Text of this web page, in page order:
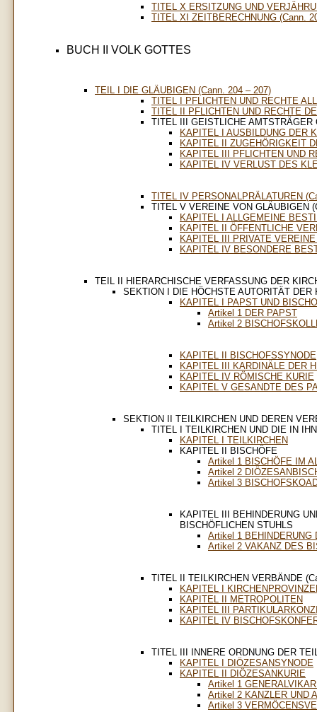
TITEL X ERSITZUNG UND
TITEL XI ZEITBERECHNUNG (Cann.
BUCH II VOLK GOTTES
TEIL I DIE GLÄUBIGEN (Cann. 204 – 207)
TITEL I PFLICHTEN UND RECHTE
TITEL II PFLICHTEN UND RECHTE
TITEL III GEISTLICHE AMTSTRÄGER
KAPITEL I AUSBILDUNG DER
KAPITEL II ZUGEHÖRIGKEIT
KAPITEL III PFLICHTEN UND
KAPITEL IV VERLUST DES
TITEL IV PERSONALPRÄLATUREN
TITEL V VEREINE VON GLÄUBIGEN
KAPITEL I ALLGEMEINE
KAPITEL II ÖFFENTLICHE
KAPITEL III PRIVATE
KAPITEL IV BESONDERE
TEIL II HIERARCHISCHE VERFASSUNG DER
SEKTION I DIE HÖCHSTE AUTORITÄT DER
KAPITEL I PAPST UND
Artikel 1 DER PAPST
Artikel 2
KAPITEL II BISCHOFSSYNODE
KAPITEL III KARDINÄLE DER
KAPITEL IV RÖMISCHE KURIE
KAPITEL V GESANDTE DES
SEKTION II TEILKIRCHEN UND DEREN
TITEL I TEILKIRCHEN UND DIE IN
KAPITEL I TEILKIRCHEN
KAPITEL II BISCHÖFE
Artikel 1 BISCHÖFE IM
Artikel 2
Artikel 3
KAPITEL III BEHINDERUNG
BISCHÖFLICHEN STUHLS
Artikel 1 BEHINDERUNG
Artikel 2 VAKANZ DES
TITEL II TEILKIRCHEN VERBÄNDE
KAPITEL I
KAPITEL II METROPOLITEN
KAPITEL III
KAPITEL IV
TITEL III INNERE ORDNUNG DER
KAPITEL I DIÖZESANSYNODE
KAPITEL II DIÖZESANKURIE
Artikel 1
Artikel 2 KANZLER UND
Artikel 3